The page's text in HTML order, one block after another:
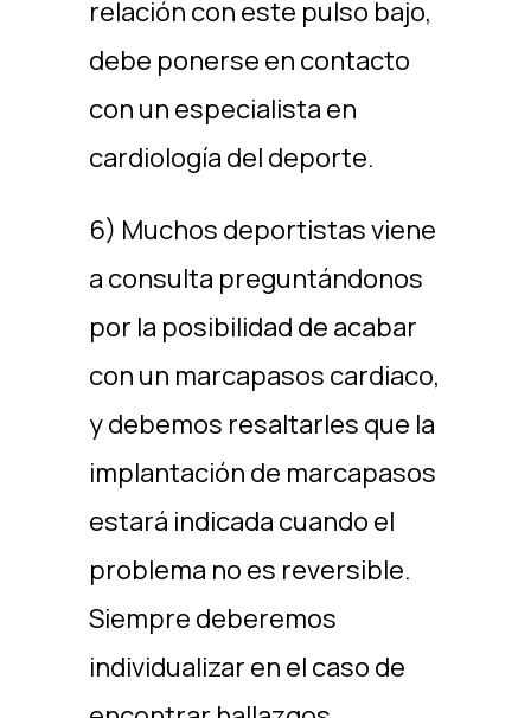
relación con este pulso bajo,
debe ponerse en contacto
con un especialista en
cardiología del deporte.
6) Muchos deportistas viene
a consulta preguntándonos
por la posibilidad de acabar
con un marcapasos cardiaco,
y debemos resaltarles que la
implantación de marcapasos
estará indicada cuando el
problema no es reversible.
Siempre deberemos
individualizar en el caso de